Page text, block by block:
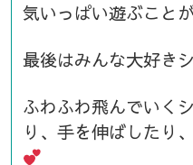
気いっぱい遊ぶこと
最後はみんな大好き
ふわふわ飛んでいく
り、手を伸ばしたり